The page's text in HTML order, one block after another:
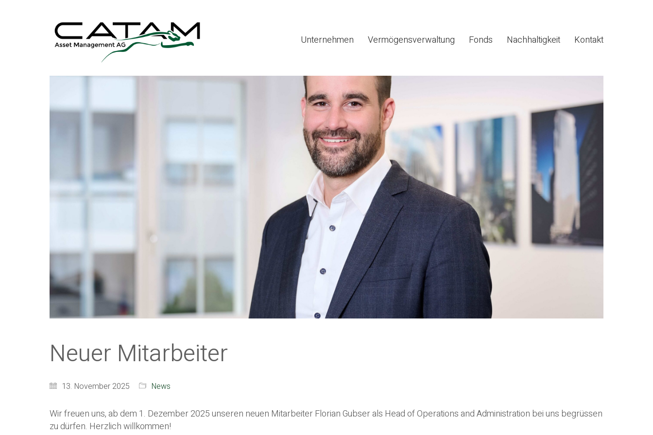
Unternehmen Vermögensverwaltung Fonds Nachhaltigkeit Kontakt
Neuer Mitarbeiter
13. November 2025 News
Wir freuen uns, ab dem 1. Dezember 2025 unseren neuen Mitarbeiter Florian Gubser als Head of Operations and Administration bei uns begrüssen
zu dürfen. Herzlich willkommen!